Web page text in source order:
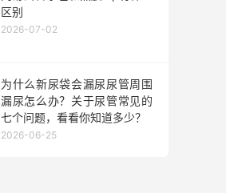
区别
2026-07-02
为什么新尿袋会漏尿尿管周围
漏尿怎么办？关于尿管常见的
七个问题，看看你知道多少？
2026-06-25